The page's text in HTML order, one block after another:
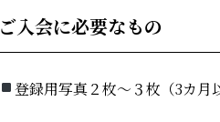
ご入会に必要なもの
登録用写真２枚〜３枚（3カ月